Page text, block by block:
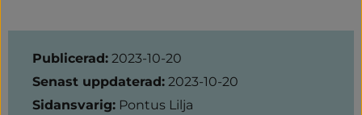
Sidinformation
Publicerad: 2023-10-20
Senast uppdaterad: 2023-10-20
Sidansvarig: Pontus Lilja